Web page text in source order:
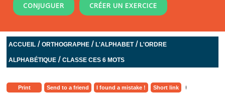
CONJUGUER CRÉER UN EXERCICE
ACCUEIL /ORTHOGRAPHE /L'ALPHABET/L'ORDRE
ALPHABÉTIQUE /CLASSE CES 6 MOTS
Print Send to a friend I found a mistake ! Short link